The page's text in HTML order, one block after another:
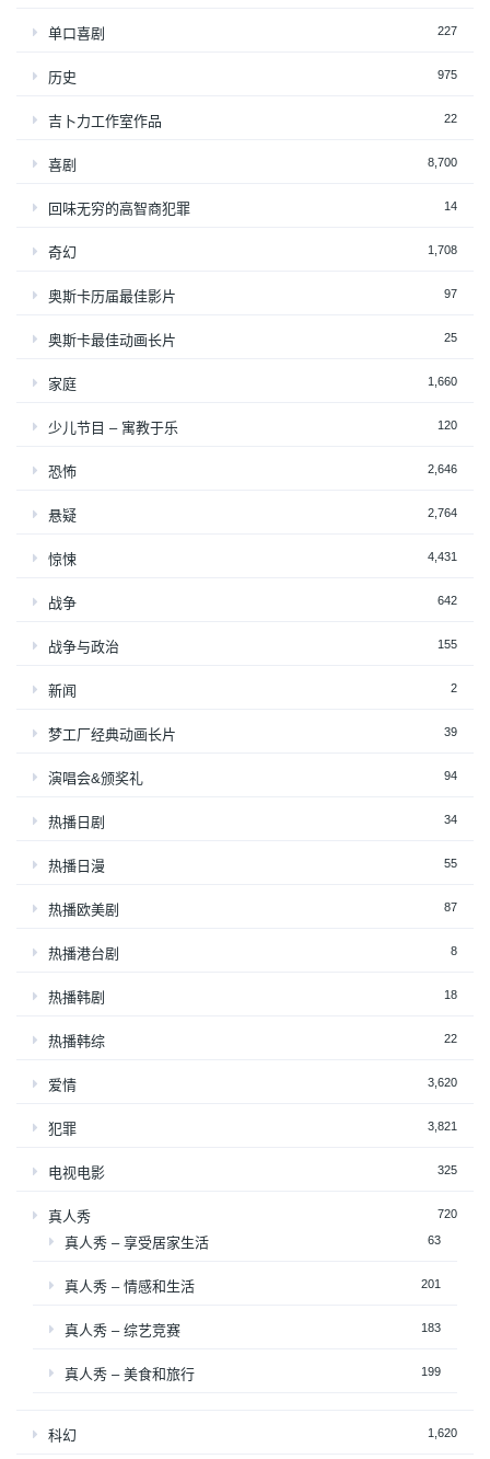
单口喜剧 227
历史 975
吉卜力工作室作品 22
喜剧 8,700
回味无穷的高智商犯罪 14
奇幻 1,708
奥斯卡历届最佳影片 97
奥斯卡最佳动画长片 25
家庭 1,660
少儿节目 – 寓教于乐 120
恐怖 2,646
悬疑 2,764
惊悚 4,431
战争 642
战争与政治 155
新闻 2
梦工厂经典动画长片 39
演唱会&颁奖礼 94
热播日剧 34
热播日漫 55
热播欧美剧 87
热播港台剧 8
热播韩剧 18
热播韩综 22
爱情 3,620
犯罪 3,821
电视电影 325
真人秀 720
真人秀 – 享受居家生活 63
真人秀 – 情感和生活 201
真人秀 – 综艺竞赛 183
真人秀 – 美食和旅行 199
科幻 1,620